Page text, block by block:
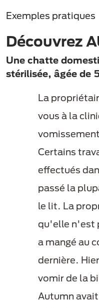
Exemples pratiques
Découvrez
Une chatte
stérilisée, âgée de
La
vous à la
Certains
effectués
passé la
le lit. La
qu'elle n'est
a mangé au
dernière.
vomir de la
Autumn